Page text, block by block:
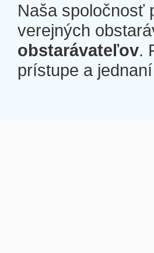
Naša spoločnosť
verejných
obstarávateľov.
prístupe a